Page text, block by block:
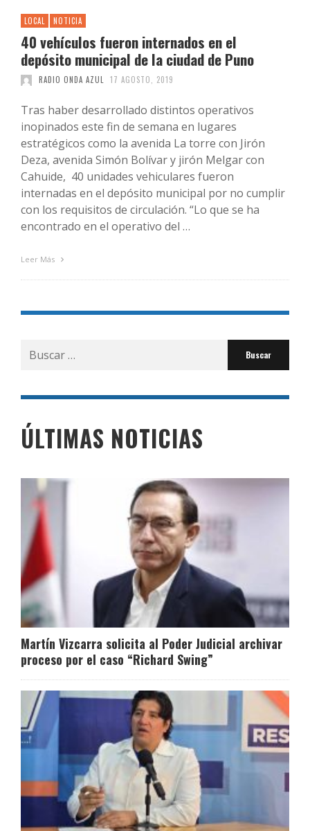
LOCAL NOTICIA
40 vehículos fueron internados en el
depósito municipal de la ciudad de Puno
RADIO ONDA AZUL 17 AGOSTO, 2019
Tras haber desarrollado distintos operativos
inopinados este fin de semana en lugares
estratégicos como la avenida La torre con Jirón
Deza, avenida Simón Bolívar y jirón Melgar con
Cahuide, 40 unidades vehiculares fueron
internadas en el depósito municipal por no cumplir
con los requisitos de circulación. “Lo que se ha
encontrado en el operativo del …
Leer Más
Buscar
por:
ÚLTIMAS NOTICIAS
Martín Vizcarra solicita al Poder Judicial archivar
proceso por el caso “Richard Swing”